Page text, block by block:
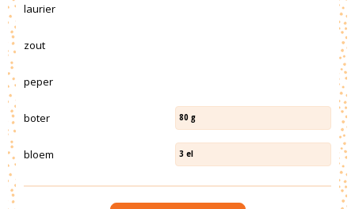
laurier
zout
peper
boter 80 g
bloem 3 el